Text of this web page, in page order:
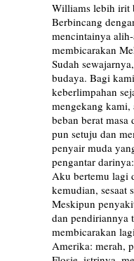
Williams lebih irit
Berbincang
mencintainya
membicarakan
Sudah
budaya. Bagi
keberlimpahan
mengekang
beban berat
pun setuju dan
penyair muda
pengantar darinya:
Aku bertemu lagi
kemudian, sesaat
Meskipun
dan pendiriannya
membicarakan
Amerika: merah,